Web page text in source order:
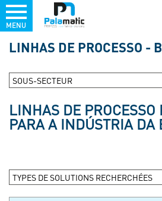
para
conteúdo
principal
MENU
LINHAS DE PROCESSO -
SOUS-SECTEUR
LINHAS DE PROCESSO
PARA A INDÚSTRIA DA
TYPES DE SOLUTIONS RECHERCHÉES